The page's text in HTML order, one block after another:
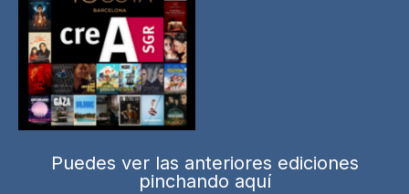
Puedes ver las anteriores ediciones
pinchando aquí